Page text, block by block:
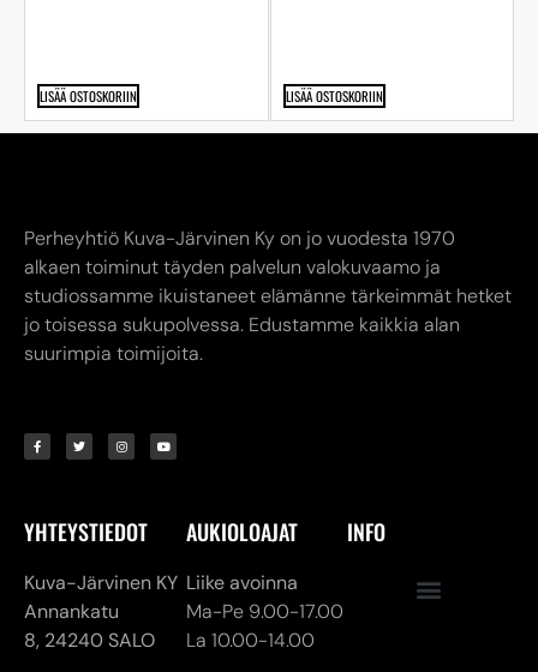
LISÄÄ OSTOSKORIIN LISÄÄ OSTOSKORIIN
Perheyhtiö Kuva-Järvinen Ky on jo vuodesta 1970
alkaen toiminut täyden palvelun valokuvaamo ja
studiossamme ikuistaneet elämänne tärkeimmät hetket
jo toisessa sukupolvessa. Edustamme kaikkia alan
suurimpia toimijoita.
YHTEYSTIEDOT
Kuva-Järvinen KY
Annankatu
8, 24240 SALO
AUKIOLOAJAT
Liike avoinna
Ma-Pe 9.00-17.00
La 10.00-14.00
INFO